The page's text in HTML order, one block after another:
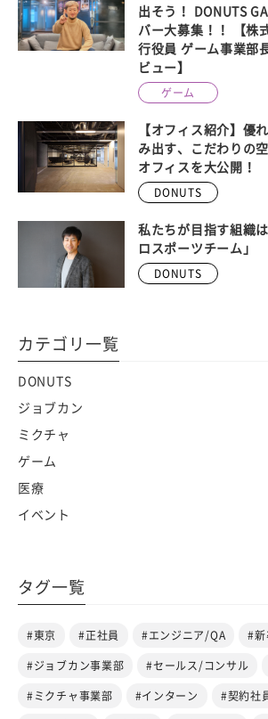
出そう！ DONUTS
バー大募集！！ 【株
行役員 ゲーム事業部
ビュー】
ゲーム
【オフィス紹介】優
み出す、こだわりの
オフィスを大公開！
DONUTS
私たちが目指す組織
ロスポーツチーム」
DONUTS
カテゴリ一覧
DONUTS
ジョブカン
ミクチャ
ゲーム
医療
イベント
タグ一覧
#東京 #正社員 #エンジニア/QA #新
#ジョブカン事業部 #セールス/コンサル
#ミクチャ事業部 #インターン #契約社